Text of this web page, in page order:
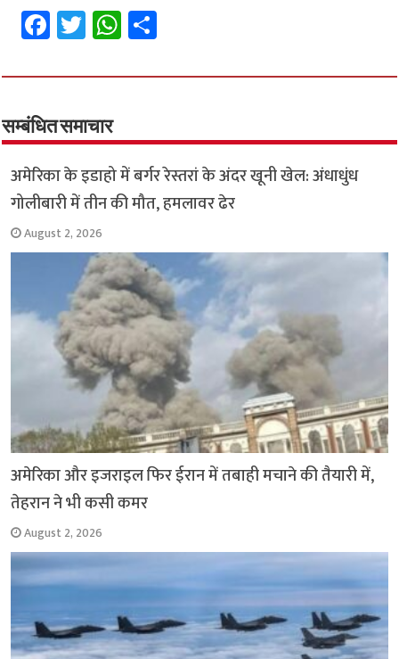
Fa
ce
b
o
o
k
T
wi
tt
er
W
h
at
p
p
ar
सम्बंधित समाचार
अमेरिका के इडाहो में बर्गर रेस्तरां के अंदर खूनी खेल: अंधाधुंध
गोलीबारी में तीन की मौत, हमलावर ढेर
August 2, 2026
अमेरिका और इजराइल फिर ईरान में तबाही मचाने की तैयारी में,
तेहरान ने भी कसी कमर
August 2, 2026